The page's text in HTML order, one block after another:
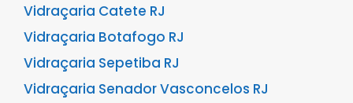
Vidraçaria Catete RJ
Vidraçaria Botafogo RJ
Vidraçaria Sepetiba RJ
Vidraçaria Senador Vasconcelos RJ